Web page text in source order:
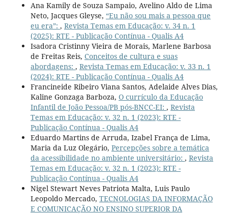
Ana Kamily de Souza Sampaio, Avelino Aldo de Lima
Neto, Jacques Gleyse, “Eu não sou mais a pessoa que
eu era”: , Revista Temas em Educação: v. 34 n. 1
(2025): RTE - Publicação Contínua - Qualis A4
Isadora Cristinny Vieira de Morais, Marlene Barbosa
de Freitas Reis, Conceitos de cultura e suas
abordagens: , Revista Temas em Educação: v. 33 n. 1
(2024): RTE - Publicação Contínua - Qualis A4
Francineide Ribeiro Viana Santos, Adelaide Alves Dias,
Kaline Gonzaga Barboza, O currículo da Educação
Infantil de João Pessoa/PB pós-BNCC-EI: , Revista
Temas em Educação: v. 32 n. 1 (2023): RTE -
Publicação Contínua - Qualis A4
Eduardo Martins de Arruda, Izabel França de Lima,
Maria da Luz Olegário, Percepções sobre a temática
da acessibilidade no ambiente universitário: , Revista
Temas em Educação: v. 32 n. 1 (2023): RTE -
Publicação Contínua - Qualis A4
Nigel Stewart Neves Patriota Malta, Luis Paulo
Leopoldo Mercado, TECNOLOGIAS DA INFORMAÇÃO
E COMUNICAÇÃO NO ENSINO SUPERIOR DA